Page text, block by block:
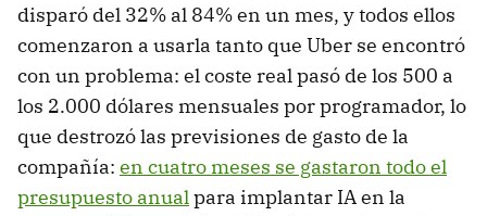
disparó del 32% al 84% en un mes, y todos ellos
comenzaron a usarla tanto que Uber se encontró
con un problema: el coste real pasó de los 500 a
los 2.000 dólares mensuales por programador, lo
que destrozó las previsiones de gasto de la
compañía: en cuatro meses se gastaron todo el
presupuesto anualpara implantar IA en la